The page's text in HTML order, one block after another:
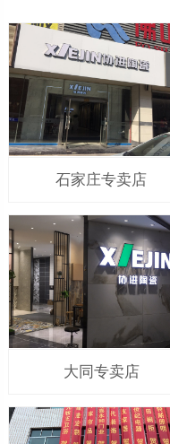
石家庄专卖店
大同专卖店